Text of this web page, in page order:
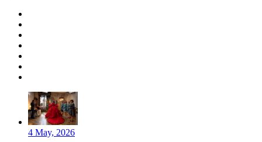
4 May, 2026